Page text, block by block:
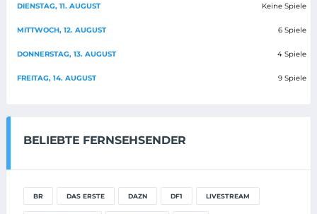
DIENSTAG, 11. AUGUST Keine Spiele
MITTWOCH, 12. AUGUST 6 Spiele
DONNERSTAG, 13. AUGUST 4 Spiele
FREITAG, 14. AUGUST 9 Spiele
BELIEBTE FERNSEHSENDER
BR DAS ERSTE DAZN DF1 LIVESTREAM